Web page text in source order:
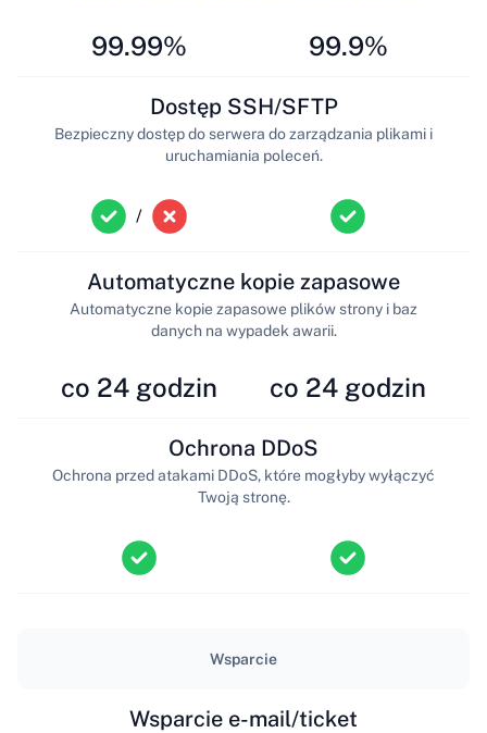
99.99% 99.9%
/
Dostęp SSH/SFTP
Bezpieczny dostęp do serwera do zarządzania plikami i
uruchamiania poleceń.
co 24 godzin
Automatyczne kopie zapasowe
Automatyczne kopie zapasowe plików strony i baz
danych na wypadek awarii.
co 24 godzin
Ochrona DDoS
Ochrona przed atakami DDoS, które mogłyby wyłączyć
Twoją stronę.
Wsparcie
Wsparcie e-mail/ticket